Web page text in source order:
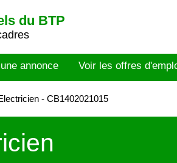
du BTP
annonce Voir les offres
- CB1402021015